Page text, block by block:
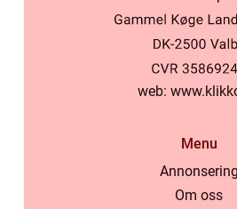
web:
Menu
Annonsering
Om oss